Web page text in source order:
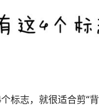
标志，就很适合剪“